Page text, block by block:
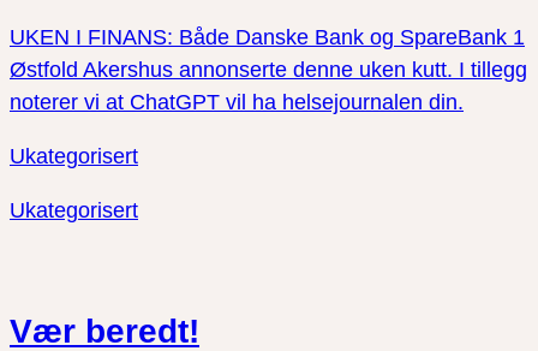
UKEN I FINANS: Både Danske Bank og SpareBank 1
Østfold Akershus annonserte denne uken kutt. I tillegg
noterer vi at ChatGPT vil ha helsejournalen din.
Ukategorisert
Ukategorisert
Vær beredt!